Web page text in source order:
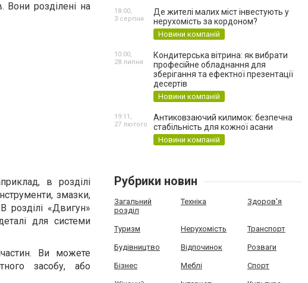
Вони розділені на
в розділі
змазки,
розділі «Двигун»
для системи
Ви можете
засобу, або
Де жителі малих міст інвестують у
нерухомість за кордоном?
Новини компаній
18:00,
3 серпня
Кондитерська вітрина: як вибрати
професійне обладнання для
зберігання та ефектної презентації
десертів
Новини компаній
10:00,
28 липня
Антиковзаючий килимок: безпечна
стабільність для кожної асани
Новини компаній
19:11,
27 лютого
Рубрики новин
Загальний
розділ
Техніка Здоров'я
Туризм Нерухомість Транспорт
Будівництво Відпочинок Розваги
Бізнес Меблі Спорт